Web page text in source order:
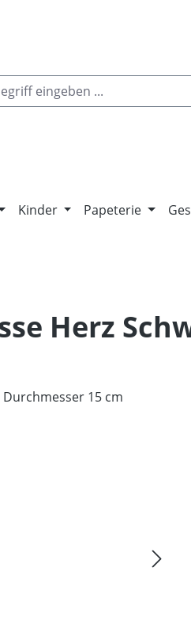
Kinder Papeterie
Herz